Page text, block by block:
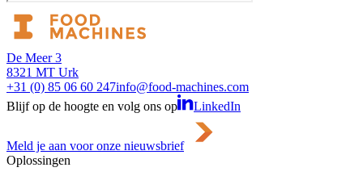
De Meer 3
8321 MT Urk
+31 (0) 85 06 60 247info@food-machines.com
Blijf op de hoogte en volg ons op
LinkedIn
Meld je aan voor onze nieuwsbrief
Oplossingen